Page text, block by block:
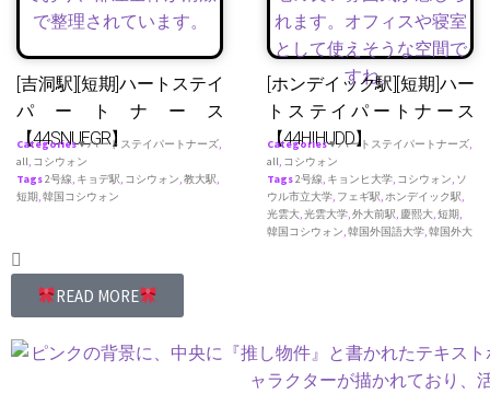
[吉洞駅][短期]ハートステイ
パートナース
【44SNUEGR】
Categories♥ ハートステイパートナーズ,
all, コシウォン
Tags2号線, キョデ駅, コシウォン,教大駅,
短期,韓国コシウォン
[ホンデイック駅][短期]ハー
トステイパートナース
【44HIHUDD】
Categories♥ ハートステイパートナーズ,
all, コシウォン
Tags2号線, キョンヒ大学, コシウォン, ソ
ウル市立大学, フェギ駅,ホンデイック駅,
光雲大,光雲大学,外大前駅, 慶熙大,短期,
韓国コシウォン,韓国外国語大学,韓国外大
READ MORE